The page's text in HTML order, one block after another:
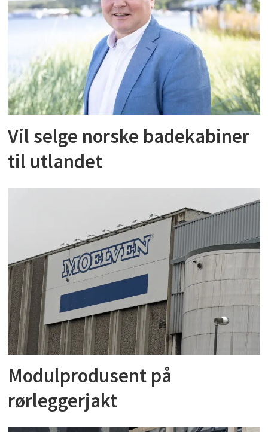
Vil selge norske badekabiner
til utlandet
Modulprodusent på
rørleggerjakt